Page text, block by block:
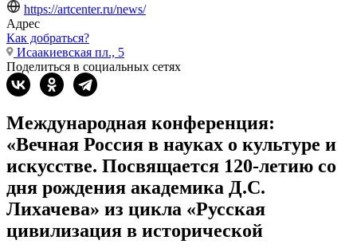
https://artcenter.ru/news/
Адрес
Как добраться?
Исаакиевская пл., 5
Поделиться в социальных сетях
Международная конференция:
«Вечная Россия в науках о культуре и
искусстве. Посвящается 120-летию со
дня рождения академика Д.С.
Лихачева» из цикла «Русская
цивилизация в исторической